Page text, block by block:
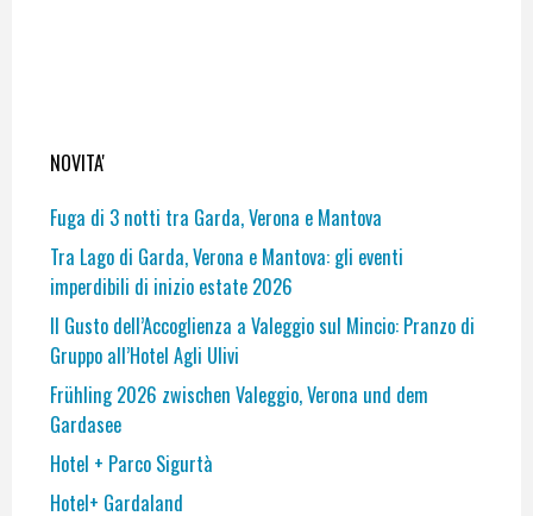
NOVITA'
Fuga di 3 notti tra Garda, Verona e Mantova
Tra Lago di Garda, Verona e Mantova: gli eventi
imperdibili di inizio estate 2026
Il Gusto dell’Accoglienza a Valeggio sul Mincio: Pranzo di
Gruppo all’Hotel Agli Ulivi
Frühling 2026 zwischen Valeggio, Verona und dem
Gardasee
Hotel + Parco Sigurtà
Hotel+ Gardaland